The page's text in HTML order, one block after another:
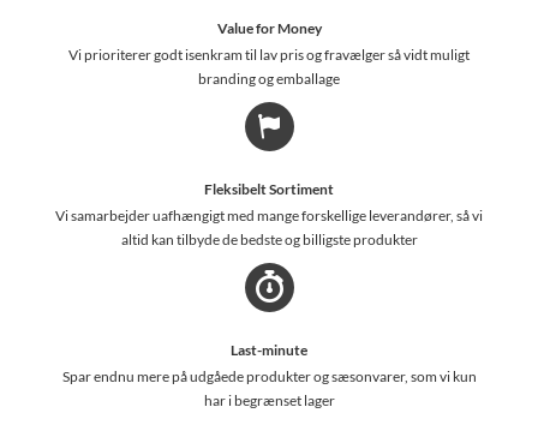
Value for Money
Vi prioriterer godt isenkram til lav pris og fravælger så vidt muligt
branding og emballage
Fleksibelt Sortiment
Vi samarbejder uafhængigt med mange forskellige leverandører, så vi
altid kan tilbyde de bedste og billigste produkter
Last-minute
Spar endnu mere på udgåede produkter og sæsonvarer, som vi kun
har i begrænset lager